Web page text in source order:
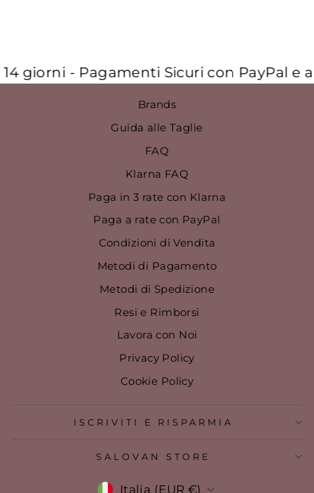
- Pagamenti Sicuri con PayPal e a
Brands
Guida alle Taglie
FAQ
Klarna FAQ
Paga in 3 rate con Klarna
Paga a rate con PayPal
Condizioni di Vendita
Metodi di Pagamento
Metodi di Spedizione
Resi e Rimborsi
Lavora con Noi
Privacy Policy
Cookie Policy
ISCRIVITI E RISPARMIA
SALOVAN STORE
Italia (EUR €)